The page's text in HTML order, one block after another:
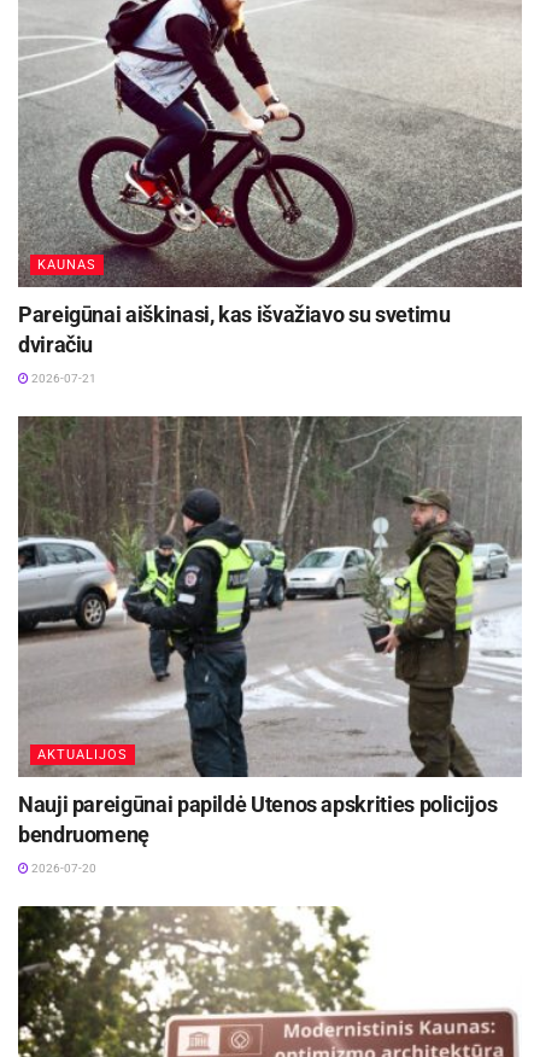
Žymos: ELTA
KAUNAS
Pareigūnai aiškinasi, kas išvažiavo su svetimu
dviračiu
2026-07-21
AKTUALIJOS
Nauji pareigūnai papildė Utenos apskrities policijos
bendruomenę
2026-07-20